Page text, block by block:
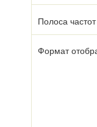
Полоса
Формат